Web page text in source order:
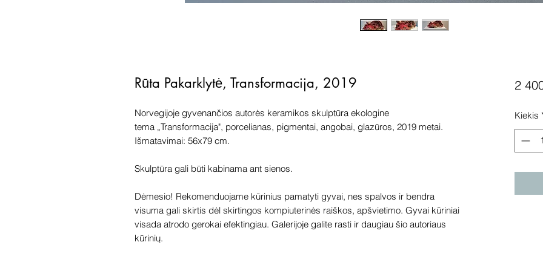
Rūta Pakarklytė, Transformacija, 2019
Norvegijoje gyvenančios autorės keramikos skulptūra ekologine
tema „Transformacija", porcelianas, pigmentai, angobai, glazūros, 2019 metai.
Išmatavimai: 56x79 cm.
Skulptūra gali būti kabinama ant sienos.
Dėmesio! Rekomenduojame kūrinius pamatyti gyvai, nes spalvos ir bendra
visuma gali skirtis dėl skirtingos kompiuterinės raiškos, apšvietimo. Gyvai kūriniai
visada atrodo gerokai efektingiau. Galerijoje galite rasti ir daugiau šio autoriaus
kūrinių.
2
Kiekis